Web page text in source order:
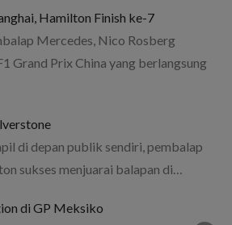
Hamilton Finish ke-7
Mercedes, Nico Rosberg
Grand Prix China yang berlangsung
di depan publik sendiri, pembalap
sukses menjuarai balapan di…
di GP Meksiko